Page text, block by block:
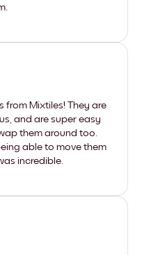
from Mixtiles! They are
and are super easy
them around too.
able to move them
incredible.